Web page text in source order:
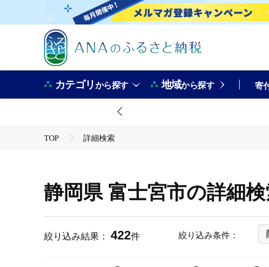
カテゴリから探す 地域から探す 寄
TOP 詳細検索
静岡県 富士宮市の詳細
絞り込み結果： 422件 絞り込み条件：